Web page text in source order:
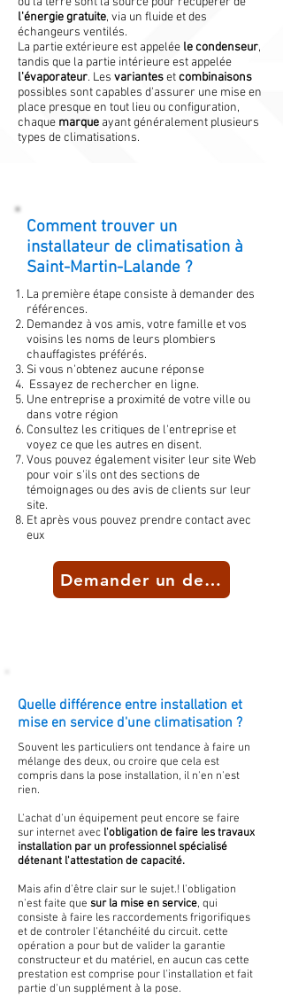
l'énergie gratuite, via un fluide et des
échangeurs ventilés.
La partie extérieure est appelée le condenseur,
tandis que la partie intérieure est appelée
l'évaporateur. Les variantesetcombinaisons
possibles sont capables d'assurer une mise en
place presque en tout lieu ou configuration,
chaque marque ayant généralement plusieurs
types de climatisations.
Comment trouver un
installateur de climatisation à
Saint-Martin-Lalande ?
La première étape consiste à demander des
références.
Demandez à vos amis, votre famille et vos
voisins les noms de leurs plombiers
chauffagistes préférés.
Si vous n'obtenez aucune réponse
Essayez de rechercher en ligne.
Une entreprise a proximité de votre ville ou
dans votre région
Consultez les critiques de l'entreprise et
voyez ce que les autres en disent.
Vous pouvez également visiter leur site Web
pour voir s'ils ont des sections de
témoignages ou des avis de clients sur leur
site.
Et après vous pouvez prendre contact avec
eux
Demander un devis
Quelle différence entre installation et
mise en service d'une climatisation ?
Souvent les particuliers ont tendance à faire un
mélange des deux, ou croire que cela est
compris dans la pose installation, il n'en n'est
rien.
L'achat d'un équipement peut encore se faire
sur internet avec l'obligation de faire les travaux
installation par un professionnel spécialisé
détenant l'attestation de capacité.
Mais afin d'être clair sur le sujet.! l'obligation
n'est faite que sur la mise en service, qui
consiste à faire les raccordements frigorifiques
et de controler l'étanchéité du circuit. cette
opération a pour but de valider la garantie
constructeur et du matériel, en aucun cas cette
prestation est comprise pour l'installation et fait
partie d'un supplément à la pose.